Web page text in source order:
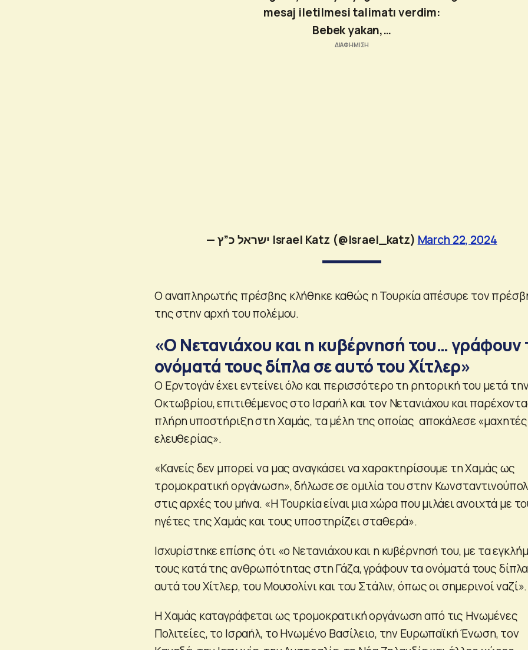
mesaj iletilmesi talimatı verdim:
Bebek yakan,…
— ישראל כ”ץ Israel Katz (@Israel_katz) March 22, 2024
Ο αναπληρωτής πρέσβης κλήθηκε καθώς η Τουρκία απέσυρε τον
της στην αρχή του πολέμου.
«Ο Νετανιάχου και η κυβέρνησή του… γράφουν
ονόματά τους δίπλα σε αυτό του Χίτλερ»
Ο Ερντογάν έχει εντείνει όλο και περισσότερο τη ρητορική του μετά
Οκτωβρίου, επιτιθέμενος στο Ισραήλ και τον Νετανιάχου και
πλήρη υποστήριξη στη Χαμάς, τα μέλη της οποίας αποκάλεσε
ελευθερίας».
«Κανείς δεν μπορεί να μας αναγκάσει να χαρακτηρίσουμε τη Χαμάς ως
τρομοκρατική οργάνωση», δήλωσε σε ομιλία του στην
στις αρχές του μήνα. «Η Τουρκία είναι μια χώρα που μιλάει ανοιχτά με
ηγέτες της Χαμάς και τους υποστηρίζει σταθερά».
Ισχυρίστηκε επίσης ότι «ο Νετανιάχου και η κυβέρνησή του, με τα
τους κατά της ανθρωπότητας στη Γάζα, γράφουν τα ονόματά τους
αυτά του Χίτλερ, του Μουσολίνι και του Στάλιν, όπως οι σημερινοί ναζί».
Η Χαμάς καταγράφεται ως τρομοκρατική οργάνωση από τις Ηνωμένες
Πολιτείες, το Ισραήλ, το Ηνωμένο Βασίλειο, την Ευρωπαϊκή Ένωση, τον